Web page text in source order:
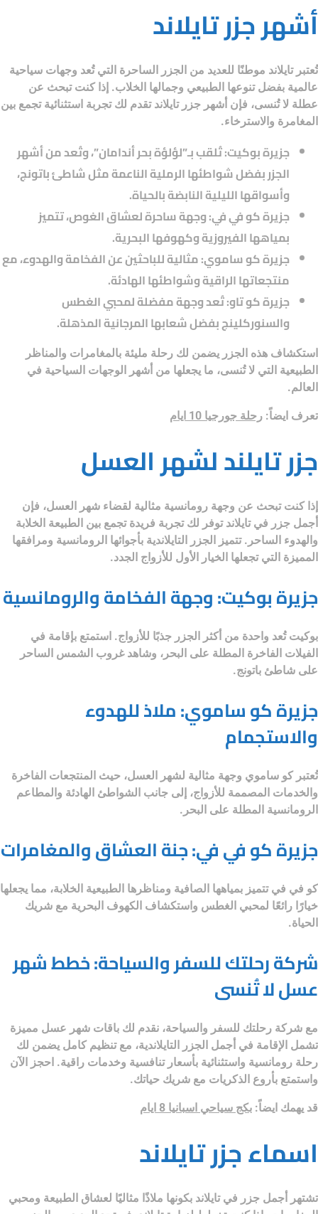
أشهر جزر تايلاند
تُعتبر تايلاند موطنًا للعديد من الجزر الساحرة التي تُعد وجهات سياحية
عالمية بفضل تنوعها الطبيعي وجمالها الخلاب. إذا كنت تبحث عن
عطلة لا تُنسى، فإن أشهر جزر تايلاند تقدم لك تجربة استثنائية تجمع بين
المغامرة والاسترخاء.
جزيرة بوكيت: تُلقب بـ”لؤلؤة بحر أندامان”، وتُعد من أشهر
الجزر بفضل شواطئها الرملية الناعمة مثل شاطئ باتونج،
وأسواقها الليلية النابضة بالحياة.
جزيرة كو في في: وجهة ساحرة لعشاق الغوص، تتميز
بمياهها الفيروزية وكهوفها البحرية.
جزيرة كو ساموي: مثالية للباحثين عن الفخامة والهدوء، مع
منتجعاتها الراقية وشواطئها الهادئة.
جزيرة كو تاو: تُعد وجهة مفضلة لمحبي الغطس
والسنوركلينج بفضل شعابها المرجانية المذهلة.
استكشاف هذه الجزر يضمن لك رحلة مليئة بالمغامرات والمناظر
الطبيعية التي لا تُنسى، ما يجعلها من أشهر الوجهات السياحية في
العالم.
تعرف ايضاً: رحلة جورجيا 10 ايام
جزر تايلند لشهر العسل
إذا كنت تبحث عن وجهة رومانسية مثالية لقضاء شهر العسل، فإن
أجمل جزر في تايلاند توفر لك تجربة فريدة تجمع بين الطبيعة الخلابة
والهدوء الساحر. تتميز الجزر التايلاندية بأجوائها الرومانسية ومرافقها
المميزة التي تجعلها الخيار الأول للأزواج الجدد.
جزيرة بوكيت: وجهة الفخامة والرومانسية
بوكيت تُعد واحدة من أكثر الجزر جذبًا للأزواج. استمتع بإقامة في
الفيلات الفاخرة المطلة على البحر، وشاهد غروب الشمس الساحر
على شاطئ باتونج.
جزيرة كو ساموي: ملاذ للهدوء
والاستجمام
تُعتبر كو ساموي وجهة مثالية لشهر العسل، حيث المنتجعات الفاخرة
والخدمات المصممة للأزواج، إلى جانب الشواطئ الهادئة والمطاعم
الرومانسية المطلة على البحر.
جزيرة كو في في: جنة العشاق والمغامرات
كو في في تتميز بمياهها الصافية ومناظرها الطبيعية الخلابة، مما يجعلها
خيارًا رائعًا لمحبي الغطس واستكشاف الكهوف البحرية مع شريك
الحياة.
شركة رحلتك للسفر والسياحة: خطط شهر
عسل لا تُنسى
مع شركة رحلتك للسفر والسياحة، نقدم لك باقات شهر عسل مميزة
تشمل الإقامة في أجمل الجزر التايلاندية، مع تنظيم كامل يضمن لك
رحلة رومانسية واستثنائية بأسعار تنافسية وخدمات راقية. احجز الآن
واستمتع بأروع الذكريات مع شريك حياتك.
قد يهمك ايضاً: بكج سياحي اسبانيا 8 ايام
اسماء جزر تايلاند
تشتهر أجمل جزر في تايلاند بكونها ملاذًا مثاليًا لعشاق الطبيعة ومحبي